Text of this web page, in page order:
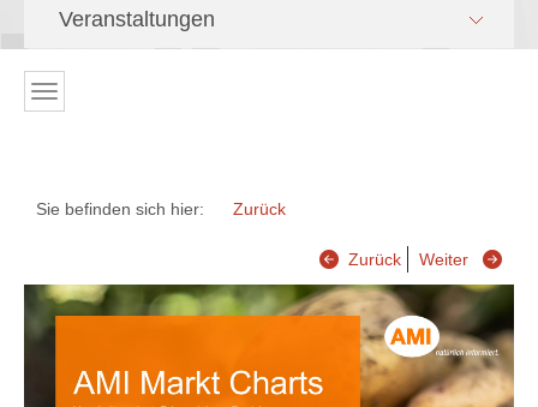
Veranstaltungen
Sie befinden sich hier: Zurück
Zurück Weiter